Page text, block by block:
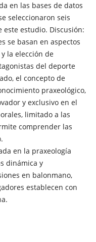
en las bases de datos
seleccionaron seis
estudio. Discusión:
se basan en aspectos
la elección de
del deporte
el concepto de
praxeológico,
y exclusivo en el
limitado a las
comprender las
en la praxeología
dinámica y
en balonmano,
establecen con